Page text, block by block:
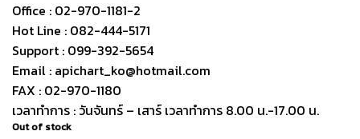
Office : 02-970-1181-2
Hot Line : 082-444-5171
Support : 099-392-5654
Email : apichart_ko@hotmail.com
FAX : 02-970-1180
เวลาทำการ : วันจันทร์ – เสาร์ เวลาทำการ 8.00 น.-17.00 น.
Out of stock